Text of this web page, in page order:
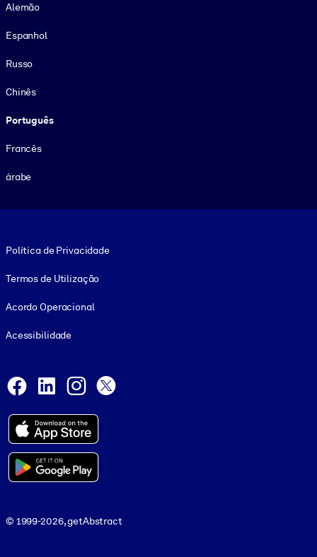
Alemão
Espanhol
Russo
Chinês
Português
Francês
árabe
Política de Privacidade
Termos de Utilização
Acordo Operacional
Acessibilidade
Facebook
LinkedInInstagram
© 1999-2026, getAbstract